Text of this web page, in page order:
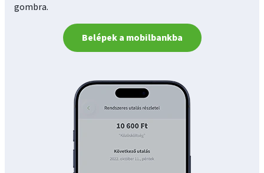
gombra.
Belépek a mobilbankba